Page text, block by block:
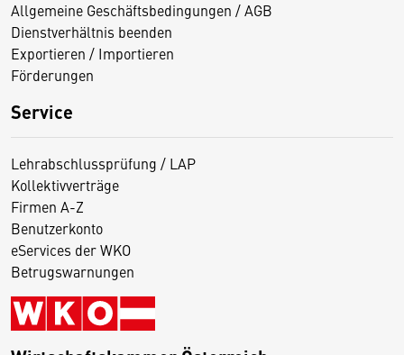
Allgemeine Geschäftsbedingungen / AGB
Dienstverhältnis beenden
Exportieren / Importieren
Förderungen
Service
Lehrabschlussprüfung / LAP
Kollektivverträge
Firmen A-Z
Benutzerkonto
eServices der WKO
Betrugswarnungen